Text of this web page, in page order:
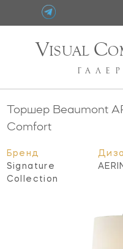
VISUAL C
Торшер Beaumont
Comfort
Бренд
Signature
Collection